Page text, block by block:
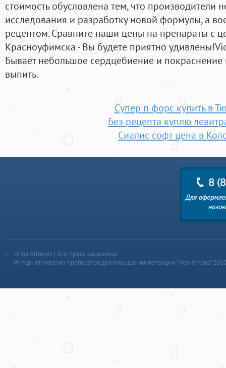
стоимость обусловлена тем, что производители
исследования и разработку новой формулы, а
рецептом. Сравните наши цены на препараты с
Красноуфимска - Вы будете приятно
Бывает небольшое сердцебиение и покраснение
выпить.
Супер п форс купить в
Без рецепта куплю
Сиалис софт цена в
«Моя Аптека» | Все права защищены
Интернет-магазин препаратов для повышения потенции “Моя аптека”